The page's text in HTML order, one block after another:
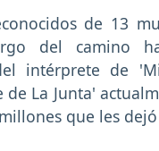
de 13
del camino
intérprete de
La Junta'
que les